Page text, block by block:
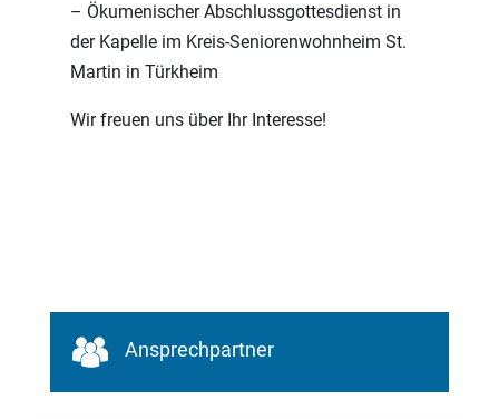
– Ökumenischer Abschlussgottesdienst in
der Kapelle im Kreis-Seniorenwohnheim St.
Martin in Türkheim
Wir freuen uns über Ihr Interesse!
Ansprechpartner